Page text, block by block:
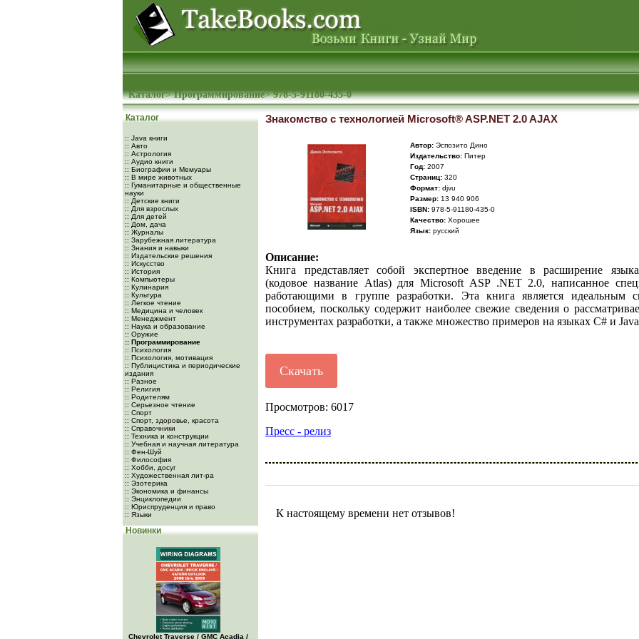
Каталог>Программирование>978-5-91180-435-0
Каталог
:: Java книги
:: Авто
:: Астрология
:: Аудио книги
:: Биографии и Мемуары
:: В мире животных
:: Гуманитарные и общественные
науки
:: Детские книги
:: Для взрослых
:: Для детей
:: Дом, дача
:: Журналы
:: Зарубежная литература
:: Знания и навыки
:: Издательские решения
:: Искусство
:: История
:: Компьютеры
:: Кулинария
:: Культура
:: Легкое чтение
:: Медицина и человек
:: Менеджмент
:: Наука и образование
:: Оружие
:: Программирование
:: Психология
:: Психология, мотивация
:: Публицистика и периодические
издания
:: Разное
:: Религия
:: Родителям
:: Серьезное чтение
:: Спорт
:: Спорт, здоровье, красота
:: Справочники
:: Техника и конструкции
:: Учебная и научная литература
:: Фен-Шуй
:: Философия
:: Хобби, досуг
:: Художественная лит-ра
:: Эзотерика
:: Экономика и финансы
:: Энциклопедии
:: Юриспруденция и право
:: Языки
Новинки
Chevrolet Traverse / GMC Acadia /
Знакомство с технологией Microsoft® ASP.NET 2.0 AJAX
Автор: Эспозито Дино
Издательство: Питер
Год: 2007
Cтраниц: 320
Формат: djvu
Размер: 13 940 906
ISBN: 978-5-91180-435-0
Качество: Хорошее
Язык: русский
Описание:
Книга представляет собой экспертное введение в расширение
(кодовое название Atlas) для Microsoft ASP .NET 2.0, написанное
работающими в группе разработки. Эта книга является идеальным
пособием, поскольку содержит наиболее свежие сведения о
инструментах разработки, а также множество примеров на языках C# и
Скачать
Просмотров: 6017
Пресс - релиз
К настоящему времени нет отзывов!